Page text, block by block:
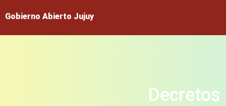
Gobierno Abierto Jujuy